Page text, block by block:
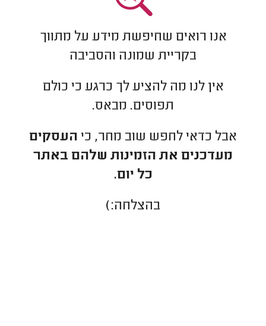
אנו רואים שחיפשת מידע על מתווך
בקריית שמונה והסביבה
אין לנו מה להציע לך כרגע כי כולם
תפוסים. מבאס.
אבל כדאי לחפש שוב מחר, כי העסקים
מעדכנים את הזמינות שלהם באתר
כל יום.
בהצלחה:)